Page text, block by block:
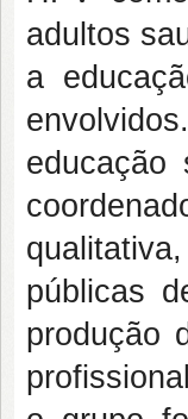
adultos
a
educação
públicas
produção